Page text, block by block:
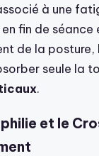
à une
fin de séance
de la posture,
seule la
.
et le